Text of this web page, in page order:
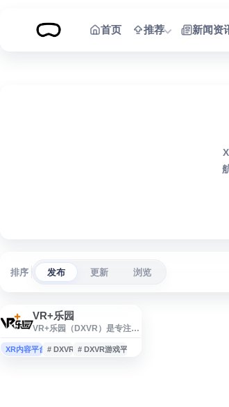
首页
推荐 新闻资
排序 发布 更新 浏览
VR+乐园
VR+乐园（DXVR）是专注于
验结合的 VR 品牌，提供 VR
游戏、VR 体验馆、VR 剧本
XR内容平台 # DXVR # DXVR游戏平台